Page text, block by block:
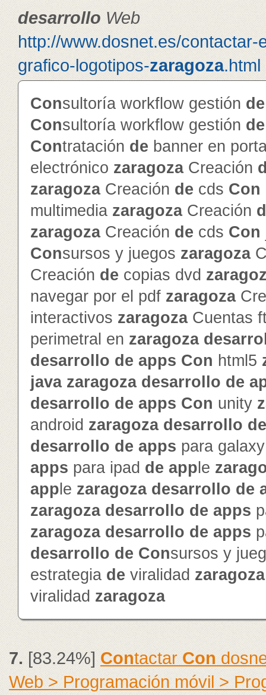
desarrolloWeb
http://www.dosnet.es/contactar-
grafico-logotipos-zaragoza.html
Consultoría workflow gestión de
Consultoría workflow gestión de
Contratación de banner en
electrónico zaragozaCreación
zaragozaCreación de cds Con
multimedia zaragozaCreación
zaragozaCreación de cds Con
Consursos y juegos zaragoza
Creación de copias dvd
navegar por el pdf zaragoza
interactivos zaragozaCuentas
perimetral en zaragoza de
desarrollo de apps Con html5
java zaragoza desarrollo de
desarrollo de apps Con unity
android zaragoza desarrollo de
desarrollo de apps para
apps para ipad de app le
app le zaragoza desarrollo de
zaragoza desarrollo de apps
zaragoza desarrollo de apps
desarrollo de Consursos y
estrategia de viralidad zaragoza
viralidad zaragoza
7. [83.24%]ContactarCon
Web > Programación móvil >